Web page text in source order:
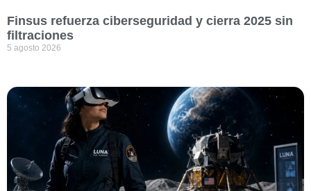
Finsus refuerza ciberseguridad y cierra 2025 sin
filtraciones
5 agosto 2026